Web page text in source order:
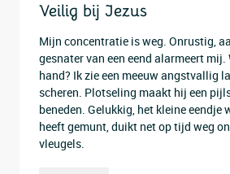
Veilig bij Jezus
Mijn concentratie is weg. Onrustig,
gesnater van een eend alarmeert mij.
hand? Ik zie een meeuw angstvallig
scheren. Plotseling maakt hij een
beneden. Gelukkig, het kleine eendje
heeft gemunt, duikt net op tijd weg
vleugels.